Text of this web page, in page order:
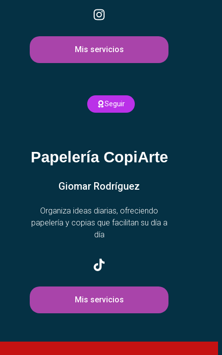
Mis servicios
Seguir
Papelería CopiArte
Giomar Rodríguez
Organiza ideas diarias, ofreciendo
papelería y copias que facilitan su día a
día
Mis servicios